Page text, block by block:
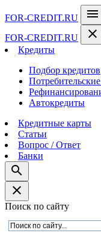
FOR-CREDIT.RU menu
FOR-CREDIT.RU close
Кредиты
Подбор кредитов
Автокредиты
Кредитные карты
Статьи
Вопрос / Ответ
Банки
search
close
Поиск по сайту